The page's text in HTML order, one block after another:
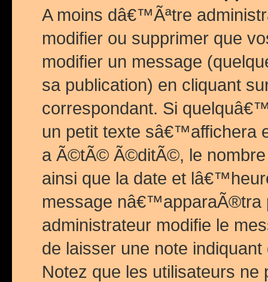
A moins dâ€™Ãªtre
modifier ou supprimer que
modifier un message
sa publication) en cliquant
correspondant. Si
un petit texte sâ€™affichera
a Ã©tÃ© Ã©ditÃ©, le
ainsi que la date et
message nâ€™apparaÃ®tra
administrateur modifie le
de laisser une note
Notez que les utilisateurs